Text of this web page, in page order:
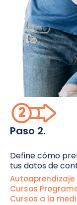
Paso 2.
Define cómo
tus datos de
Autoaprendizaje
Cursos
Cursos a la